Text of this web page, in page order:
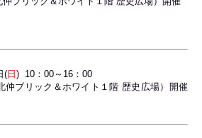
( 日 ) 10：00～16：00
仲ブリック＆ホワイト１階 歴史広場）開催